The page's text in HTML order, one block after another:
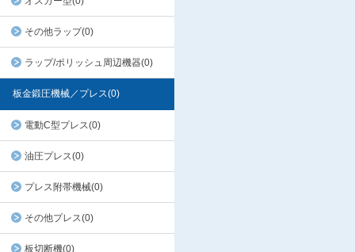
その他ラップ(0)
ラップ/ポリッシュ周辺機器(0)
板金鍛圧機械／プレス(0)
電動C型プレス(0)
油圧プレス(0)
プレス附帯機械(0)
その他プレス(0)
板切断機(0)